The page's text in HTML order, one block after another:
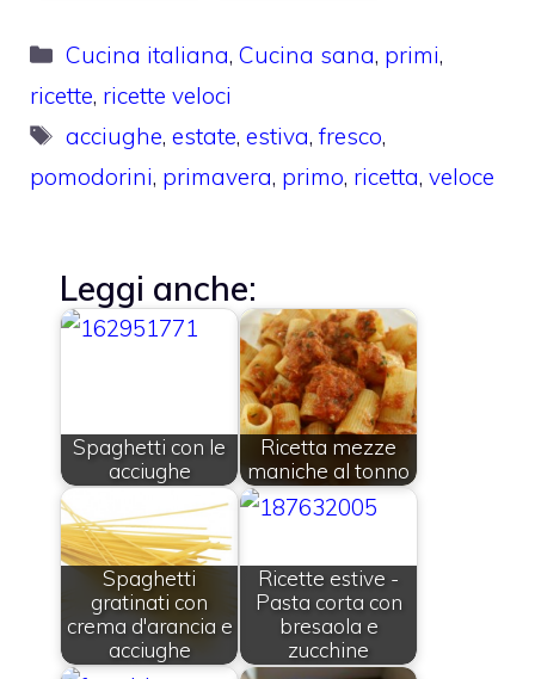
Categorie
Cucina italiana,Cucina sana, primi,
ricette, ricette veloci
Tag
acciughe,estate,estiva,fresco,
pomodorini, primavera, primo, ricetta, veloce
Leggi anche:
Spaghetti con le
acciughe
Ricetta mezze
maniche al tonno
Spaghetti
gratinati con
crema d'arancia e
acciughe
Ricette estive -
Pasta corta con
bresaola e
zucchine